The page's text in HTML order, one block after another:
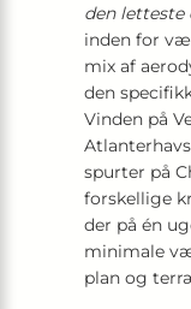
den letteste
inden for
mix af
den
Vinden på
spurter på
forskellige
der på én
minimale
plan og